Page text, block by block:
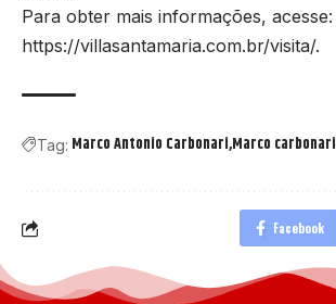
Para obter mais informações, acesse:
https://villasantamaria.com.br/visita/.
Tag: Marco Antonio Carbonari Marco carbonari
Facebook